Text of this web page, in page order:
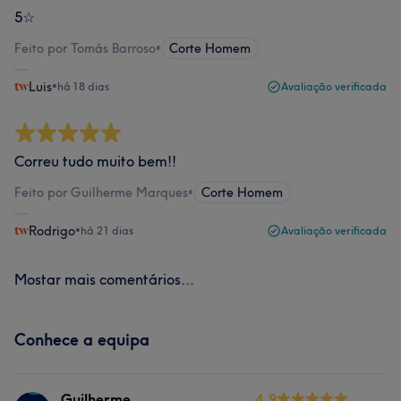
5☆
Feito por Tomás Barroso• Corte Homem
Luis•há 18 dias Avaliação verificada
Correu tudo muito bem!!
Feito por Guilherme Marques• Corte Homem
Rodrigo•há 21 dias Avaliação verificada
Mostar mais comentários...
Conhece a equipa